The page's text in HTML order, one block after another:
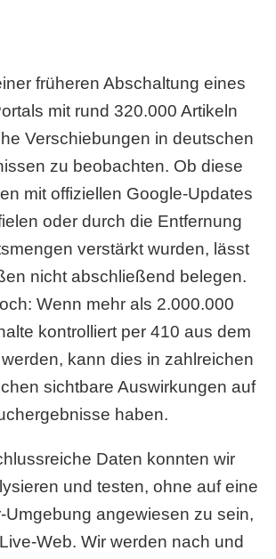
früheren Abschaltung eines
mit rund 320.000 Artikeln
Verschiebungen in deutschen
zu beobachten. Ob diese
mit offiziellen Google-Updates
oder durch die Entfernung
verstärkt wurden, lässt
nicht abschließend belegen.
Wenn mehr als 2.000.000
kontrolliert per 410 aus dem
kann dies in zahlreichen
sichtbare Auswirkungen auf
haben.
Daten konnten wir
und testen, ohne auf eine
Umgebung angewiesen zu sein,
Web. Wir werden nach und